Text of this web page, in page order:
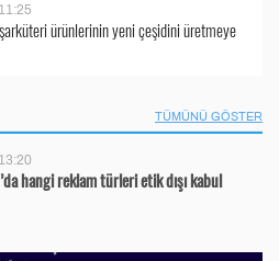
ürünlerinin yeni çeşidini üretmeye
TÜMÜNÜ GÖSTER
hangi reklam türleri etik dışı kabul